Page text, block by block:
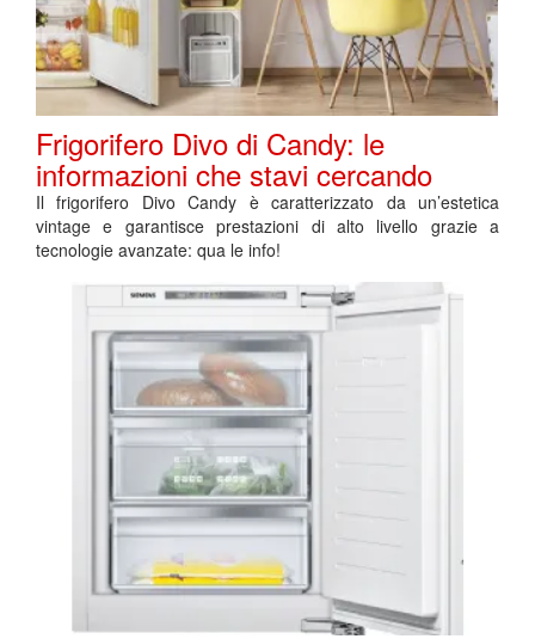
Frigorifero Divo di Candy: le
informazioni che stavi cercando
Il frigorifero Divo Candy è caratterizzato da un’estetica
vintage e garantisce prestazioni di alto livello grazie a
tecnologie avanzate: qua le info!